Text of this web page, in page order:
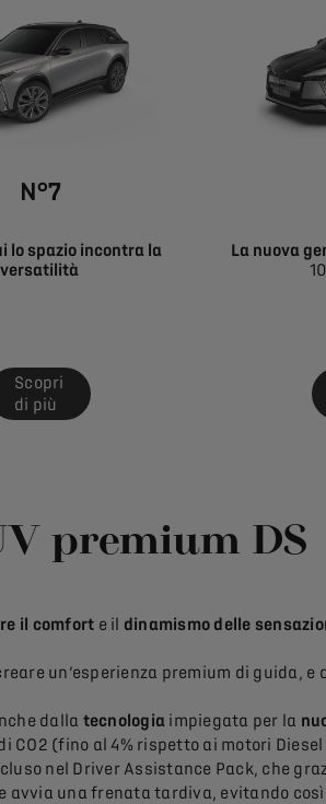
N°7
lo spazio incontra la
versatilità
Scopri
di più
La nuova
premium DS
il comfort e il dinamismo delle
un’esperienza premium di guida, e
dalla tecnologia impiegata per la
CO2 (fino al 4% rispetto ai motori
nel Driver Assistance Pack, che
avvia una frenata tardiva, evitando